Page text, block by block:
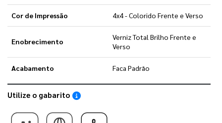
Cor de Impressão 4x4 - Colorido Frente e Verso
Enobrecimento
Verniz Total Brilho Frente e
Verso
Acabamento Faca Padrão
Utilize o gabarito Saiba como utilizar os nossos gabaritos